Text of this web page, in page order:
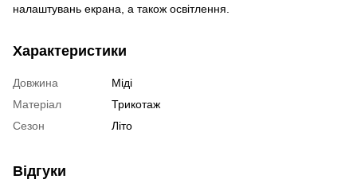
налаштувань екрана, а також освітлення.
Характеристики
Довжина
Міді
Матеріал
Трикотаж
Сезон
Літо
Відгуки